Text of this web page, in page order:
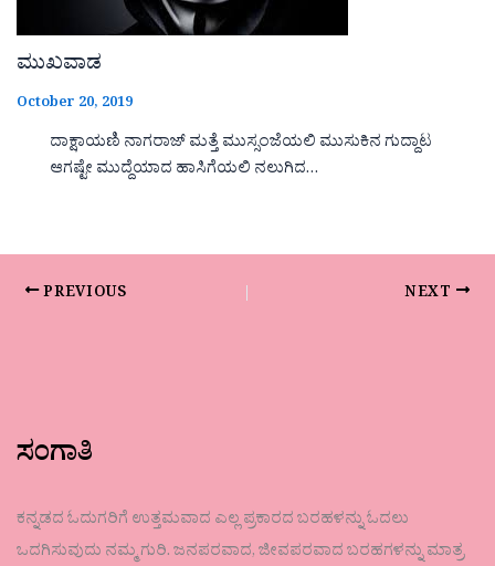
ಮುಖವಾಡ
October 20, 2019
ದಾಕ್ಷಾಯಣಿ ನಾಗರಾಜ್ ಮತ್ತೆ ಮುಸ್ಸಂಜೆಯಲಿ ಮುಸುಕಿನ ಗುದ್ದಾಟ
ಆಗಷ್ಟೇ ಮುದ್ದೆಯಾದ ಹಾಸಿಗೆಯಲಿ ನಲುಗಿದ…
PREVIOUS NEXT
ಸಂಗಾತಿ
ಕನ್ನಡದ ಓದುಗರಿಗೆ ಉತ್ತಮವಾದ ಎಲ್ಲ ಪ್ರಕಾರದ ಬರಹಳನ್ನು ಓದಲು
ಒದಗಿಸುವುದು ನಮ್ಮ ಗುರಿ. ಜನಪರವಾದ, ಜೀವಪರವಾದ ಬರಹಗಳನ್ನು ಮಾತ್ರ